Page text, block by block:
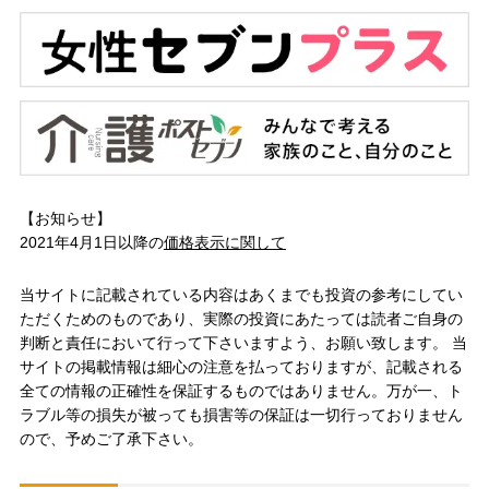
【お知らせ】
2021年4月1日以降の価格表示に関して
当サイトに記載されている内容はあくまでも投資の参考にしてい
ただくためのものであり、実際の投資にあたっては読者ご自身の
判断と責任において行って下さいますよう、お願い致します。 当
サイトの掲載情報は細心の注意を払っておりますが、記載される
全ての情報の正確性を保証するものではありません。万が一、ト
ラブル等の損失が被っても損害等の保証は一切行っておりません
ので、予めご了承下さい。